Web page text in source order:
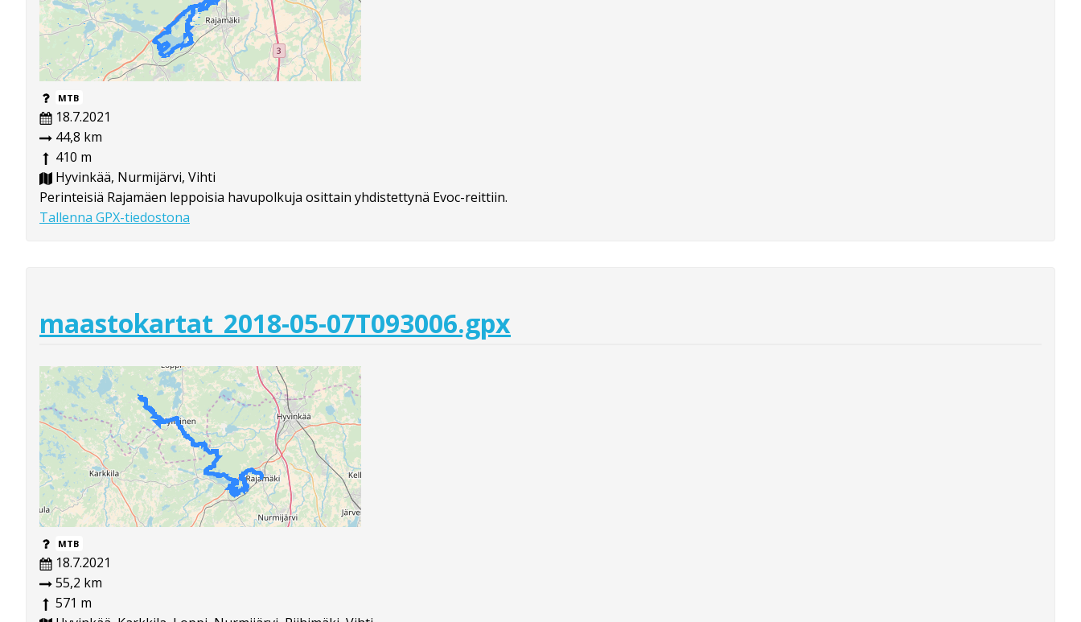
MTB
18.7.2021
44,8 km
410 m
Hyvinkää, Nurmijärvi, Vihti
Perinteisiä Rajamäen leppoisia havupolkuja osittain yhdistettynä Evoc-reittiin.
Tallenna GPX-tiedostona
maastokartat_2018-05-07T093006.gpx
MTB
18.7.2021
55,2 km
571 m